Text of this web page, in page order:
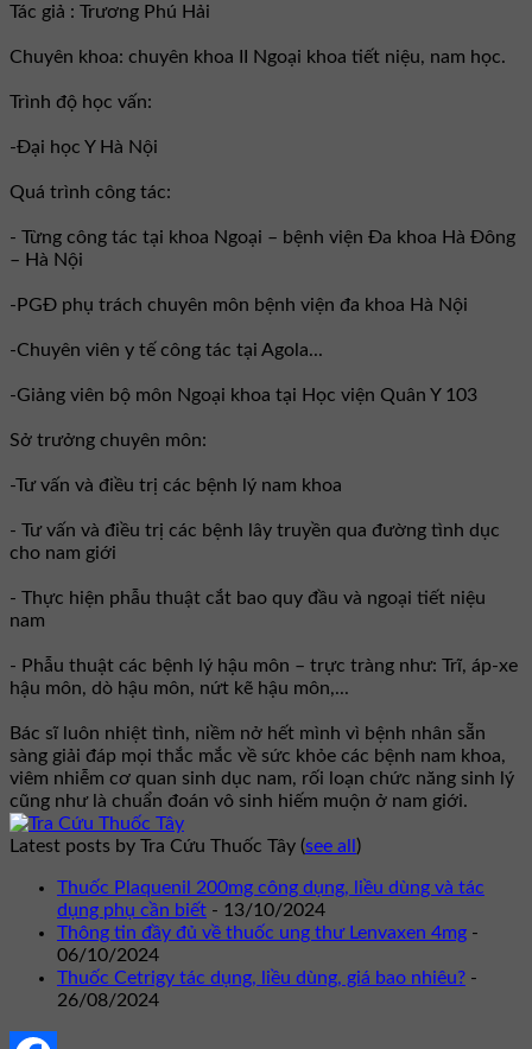
Tác giả : Trương Phú Hải
Chuyên khoa: chuyên khoa II Ngoại khoa tiết niệu, nam học.
Trình độ học vấn:
-Đại học Y Hà Nội
Quá trình công tác:
- Từng công tác tại khoa Ngoại – bệnh viện Đa khoa Hà Đông
– Hà Nội
-PGĐ phụ trách chuyên môn bệnh viện đa khoa Hà Nội
-Chuyên viên y tế công tác tại Agola...
-Giảng viên bộ môn Ngoại khoa tại Học viện Quân Y 103
Sở trưởng chuyên môn:
-Tư vấn và điều trị các bệnh lý nam khoa
- Tư vấn và điều trị các bệnh lây truyền qua đường tình dục
cho nam giới
- Thực hiện phẫu thuật cắt bao quy đầu và ngoại tiết niệu
nam
- Phẫu thuật các bệnh lý hậu môn – trực tràng như: Trĩ, áp-xe
hậu môn, dò hậu môn, nứt kẽ hậu môn,...
Bác sĩ luôn nhiệt tình, niềm nở hết mình vì bệnh nhân sẵn
sàng giải đáp mọi thắc mắc về sức khỏe các bệnh nam khoa,
viêm nhiễm cơ quan sinh dục nam, rối loạn chức năng sinh lý
cũng như là chuẩn đoán vô sinh hiếm muộn ở nam giới.
Latest posts by Tra Cứu Thuốc Tây (see all )
Thuốc Plaquenil 200mg công dụng, liều dùng và tác
dụng phụ cần biết - 13/10/2024
Thông tin đầy đủ về thuốc ung thư Lenvaxen 4mg -
06/10/2024
Thuốc Cetrigy tác dụng, liều dùng, giá bao nhiêu? -
26/08/2024